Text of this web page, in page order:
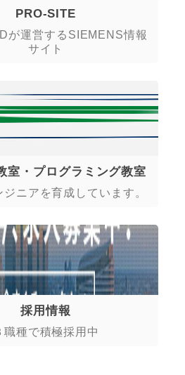
PRO-SITE
が運営するSIEMENS情報
サイト
室・プログラミング教室
ニアを育成しています。
採用情報
職種で積極採用中